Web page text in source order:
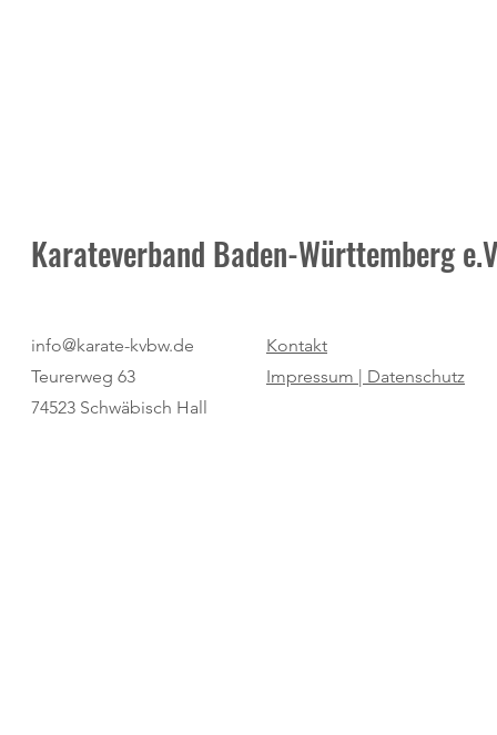
Pure Dominanz: Birtat MTV
Ludwigsburg zum zweiten Mal
Champion
für den SV
Karateverband Baden-Württemberg
info@karate-kvbw.de
Teurerweg 63
74523 Schwäbisch Hall
Kontakt
Impressum | Datenschutz